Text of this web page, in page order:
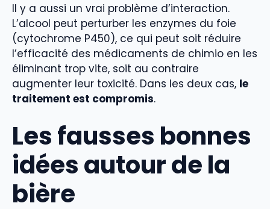
Il y a aussi un vrai problème d’interaction.
L’alcool peut perturber les enzymes du foie
(cytochrome P450), ce qui peut soit réduire
l’efficacité des médicaments de chimio en les
éliminant trop vite, soit au contraire
augmenter leur toxicité. Dans les deux cas, le
traitement est compromis.
Les fausses bonnes
idées autour de la
bière